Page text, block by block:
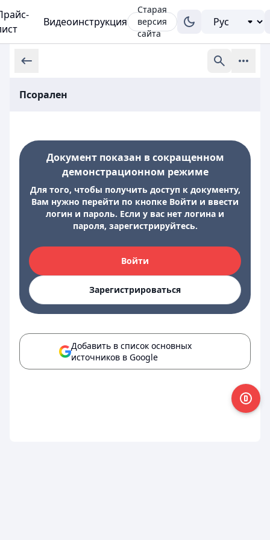
Видеоинструкция
Старая
версия
сайта
Псорален
Документ показан в сокращенном
демонстрационном режиме
Для того, чтобы получить доступ к документу,
Вам нужно перейти по кнопке Войти и ввести
логин и пароль. Если у вас нет логина и
пароля, зарегистрируйтесь.
Войти
Зарегистрироваться
Добавить в список основных
источников в Google